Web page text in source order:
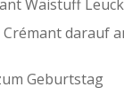
Wäistuff
darauf
Geburtstag